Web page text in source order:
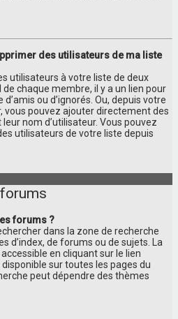
des utilisateurs de ma liste
utilisateurs à votre liste de deux
chaque membre, il y a un lien pour
d’amis ou d’ignorés. Ou, depuis votre
vous pouvez ajouter directement des
nom d’utilisateur. Vous pouvez
utilisateurs de votre liste depuis
forums ?
dans la zone de recherche
d’index, de forums ou de sujets. La
en cliquant sur le lien
sur toutes les pages du
peut dépendre des thèmes